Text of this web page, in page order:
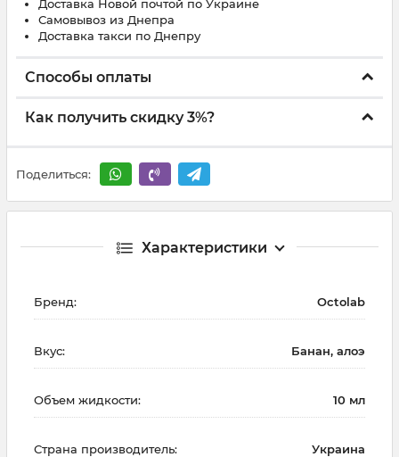
Доставка Новой почтой по Украине
Самовывоз из Днепра
Доставка такси по Днепру
Способы оплаты
Как получить скидку 3%?
Поделиться:
Характеристики
Бренд: Octolab
Вкус: Банан, алоэ
Объем жидкости: 10 мл
Страна производитель: Украина